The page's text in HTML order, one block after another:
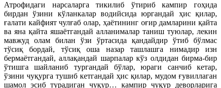
Атрофидаги нарсаларга тикилиб ўтириб кампир гоҳида
бирдан ўзини кўланкалар водийсида юргандай ҳис қилар,
ғалати кайфият чулғаб олар, ҳаётининг оғир дамларини қайта
ва яна қайта яшаётгандай алланималар таниш туюлар, лекин
мавжуд олам билан ўзи ўртасида қандайдир ўтиб бўлмас
тўсиқ бордай, тўсиқ оша назар ташлашга нимадир изн
бермаётгандай, аллақандай шарпалар кўз олдидан бирма-бир
ўтишга шайланиб тургандай бўлар, юраги санчиб кетар,
ўзини чуқурга тушиб кетгандай ҳис қилар, мудом ғувиллаган
шамол эсиб турадиган чуқур… кампир чуқур деворларига